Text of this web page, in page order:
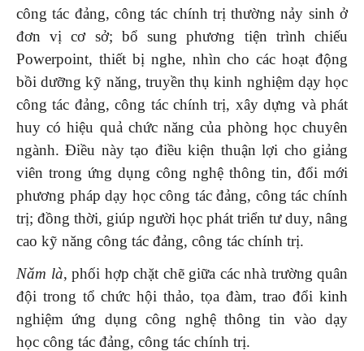
công tác đảng, công tác chính trị thường nảy sinh ở
đơn vị cơ sở; bổ sung phương tiện trình chiếu
Powerpoint, thiết bị nghe, nhìn cho các hoạt động
bồi dưỡng kỹ năng, truyền thụ kinh nghiệm dạy học
công tác đảng, công tác chính trị, xây dựng và phát
huy có hiệu quả chức năng của phòng học chuyên
ngành. Điều này tạo điều kiện thuận lợi cho giảng
viên trong ứng dụng công nghệ thông tin, đổi mới
phương pháp dạy học công tác đảng, công tác chính
trị; đồng thời, giúp người học phát triển tư duy, nâng
cao kỹ năng công tác đảng, công tác chính trị.
Năm là, phối hợp chặt chẽ giữa các nhà trường quân
đội trong tổ chức hội thảo, tọa đàm, trao đổi kinh
nghiệm ứng dụng công nghệ thông tin vào dạy
học công tác đảng, công tác chính trị.